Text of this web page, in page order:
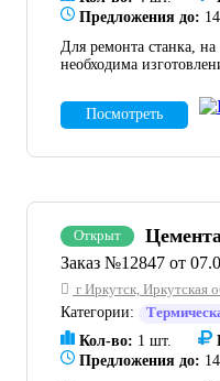
Предложения до:
Для ремонта станка,
необходима
почту.
Посмотреть
Открыт
Заказ №12847 от
г Иркутск, Иркутская
Категории:
Кол-во: 1 шт.
Предложения до: